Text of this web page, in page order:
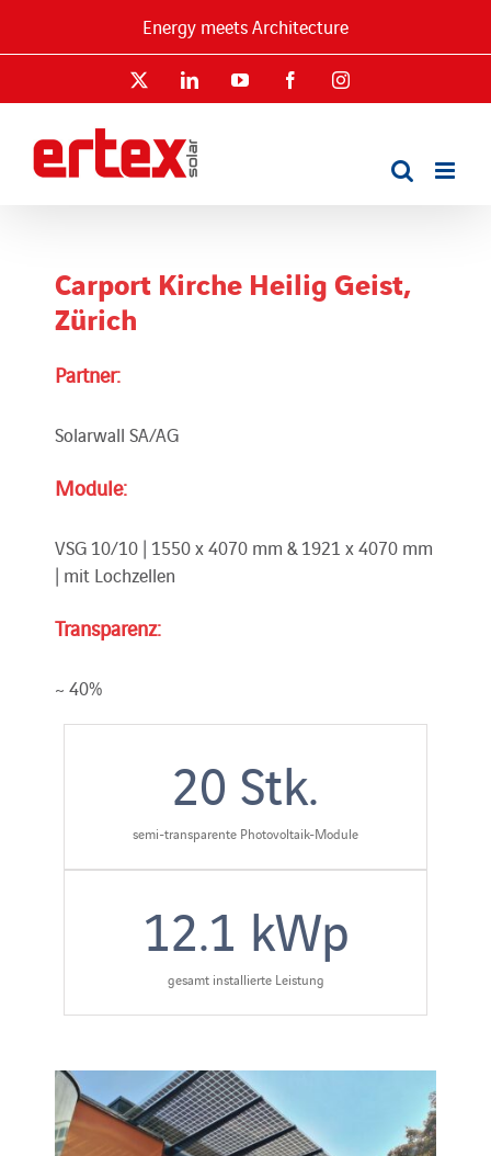
Energy meets Architecture
LinkedInYouTube FacebookInstagram
Carport Kirche Heilig Geist,
Zürich
Partner:
Solarwall SA/AG
Module:
VSG 10/10 | 1550 x 4070 mm & 1921 x 4070 mm
| mit Lochzellen
Transparenz:
~ 40%
20 Stk.
semi-transparente Photovoltaik-Module
12.1 kWp
gesamt installierte Leistung